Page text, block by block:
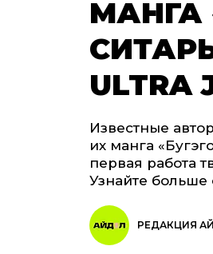
МАНГА
ULTRA
Известные
их манга
первая работа
Узнайте больше
РЕДАКЦИЯ